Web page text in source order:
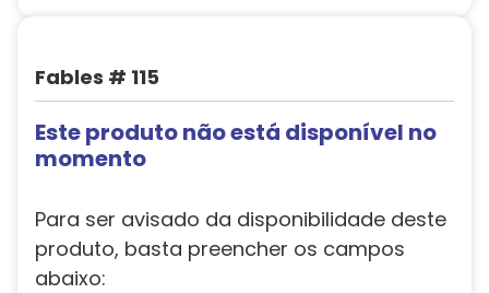
Fables # 115
Este produto não está disponível no
momento
Para ser avisado da disponibilidade deste
produto, basta preencher os campos
abaixo: